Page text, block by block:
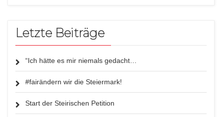
Letzte Beiträge
“Ich hätte es mir niemals gedacht…
#fairändern wir die Steiermark!
Start der Steirischen Petition